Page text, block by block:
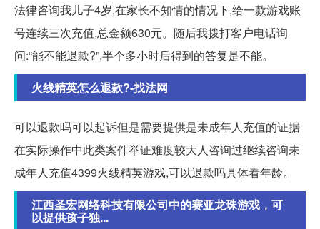
法律咨询我儿子4岁,在家长不知情的情况下,给一款游戏账
号连续三次充值,总金额630元。随后我拨打客户电话询
问:“能不能退款?”,半个多小时后得到的答复是不能。
火线精英怎么退款?-找法网
可以退款吗可以起诉但是需要提供是未成年人充值的证据
在实际操作中此类案件举证难度较大人咨询过继续咨询未
成年人充值4399火线精英游戏,可以退款吗具体看年龄。
江西圣宏网络科技有限公司中的赛亚龙珠游戏，可
以提供孩子独...